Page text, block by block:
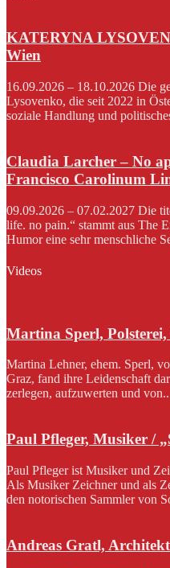
KATERYNA
Wien
16.09.2026 – 18.10.2026 Die
Lysovenko, die seit 2022 in
soziale Handlung und
Claudia Larcher – No
Francisco Carolinum
09.09.2026 – 07.02.2027 Die
life. no pain.“ stammt aus The
Humor eine sehr menschliche
Videos
Martina Sperl,
Martina Lehner, ehem. Sperl,
Graz, fand ihre Leidenschaft
zerlegen, aufzuwerten und
Paul Pfleger, Musiker /
Paul Pfleger ist Musiker und
Als Musiker Zeichner und als
den notorischen Sammler von
Andreas Gratl,